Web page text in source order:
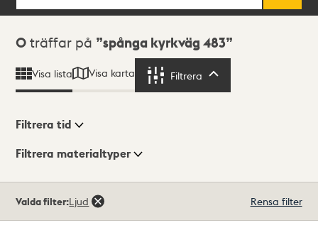
Sökresultat
0 träffar på spånga kyrkväg 483
Visa lista Visa karta Filtrera
Visningsläge
Filtrera tid
Filtrera materialtyper
träffar
Valda filter:Ljud Rensa filter